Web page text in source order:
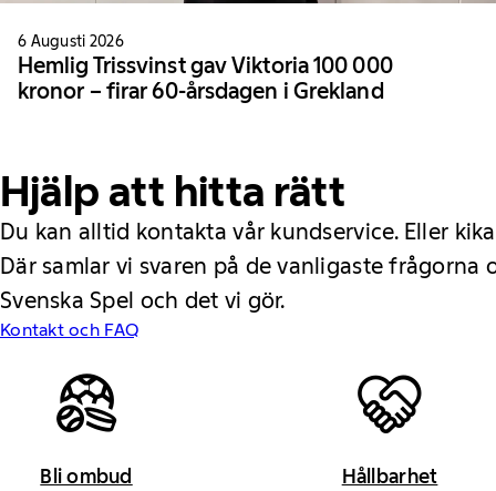
6 Augusti 2026
Hemlig Trissvinst gav Viktoria 100 000
kronor – firar 60-årsdagen i Grekland
Hjälp att hitta rätt
Du kan alltid kontakta vår kundservice. Eller kika
Där samlar vi svaren på de vanligaste frågorna
Svenska Spel och det vi gör.
Kontakt och FAQ
Bli ombud Hållbarhet